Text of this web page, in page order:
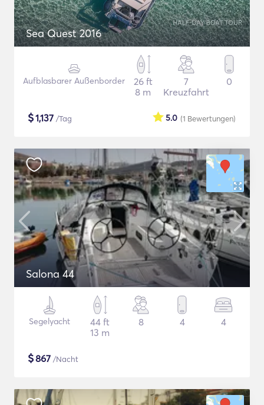
Sea Quest 2016
Aufblasbarer Außenborder
26 ft
8 m
7
Kreuzfahrt
0
$1,137 /Tag (1 Bewertungen)
5.0
Salona 44
Segelyacht
44 ft
13 m
8 4 4
$867 /Nacht